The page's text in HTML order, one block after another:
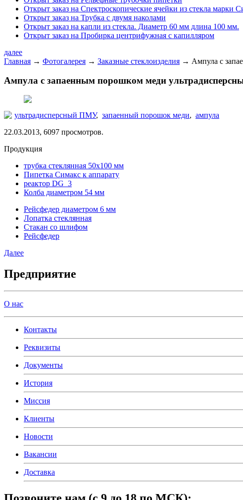
Открыт заказ на Спектроскопические ячейки из стекла марки
Открыт заказ на Трубка с двумя наколами
Открыт заказ на капли из стекла. Диаметр 60 мм длина 100 мм.
Открыт заказ на Пробирка центрифужная с капилляром
далее
Главная → Фотогалерея → Заказные стеклоизделия → Ампула с
Ампула с запаенным порошком меди
ультрадисперсный ПМУ, запаенный порошок меди, ампула
22.03.2013, 6097 просмотров.
Продукция
трубка стеклянная 50х100 мм
Пипетка Симакс к аппарату
реактор DG_3
Колба диаметром 54 мм
Рейсфедер диаметром 6 мм
Лопатка стеклянная
Стакан со шлифом
Рейсфедер
Далее
Предприятие
О нас
Контакты
Реквизиты
Документы
История
Миссия
Клиенты
Новости
Вакансии
Доставка